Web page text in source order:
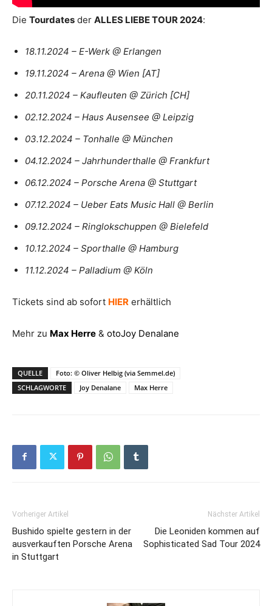
Die Tourdates der ALLES LIEBE TOUR 2024:
18.11.2024 – E-Werk @ Erlangen
19.11.2024 – Arena @ Wien [AT]
20.11.2024 – Kaufleuten @ Zürich [CH]
02.12.2024 – Haus Ausensee @ Leipzig
03.12.2024 – Tonhalle @ München
04.12.2024 – Jahrhunderthalle @ Frankfurt
06.12.2024 – Porsche Arena @ Stuttgart
07.12.2024 – Ueber Eats Music Hall @ Berlin
09.12.2024 – Ringlokschuppen @ Bielefeld
10.12.2024 – Sporthalle @ Hamburg
11.12.2024 – Palladium @ Köln
Tickets sind ab sofort HIER erhältlich
Mehr zu Max Herre & otoJoy Denalane
QUELLE
Foto: © Oliver Helbig (via Semmel.de)
SCHLAGWORTE
Joy Denalane Max Herre
Vorheriger Artikel
Bushido spielte gestern in der
ausverkauften Porsche Arena
in Stuttgart
Nächster Artikel
Die Leoniden kommen auf
Sophisticated Sad Tour 2024